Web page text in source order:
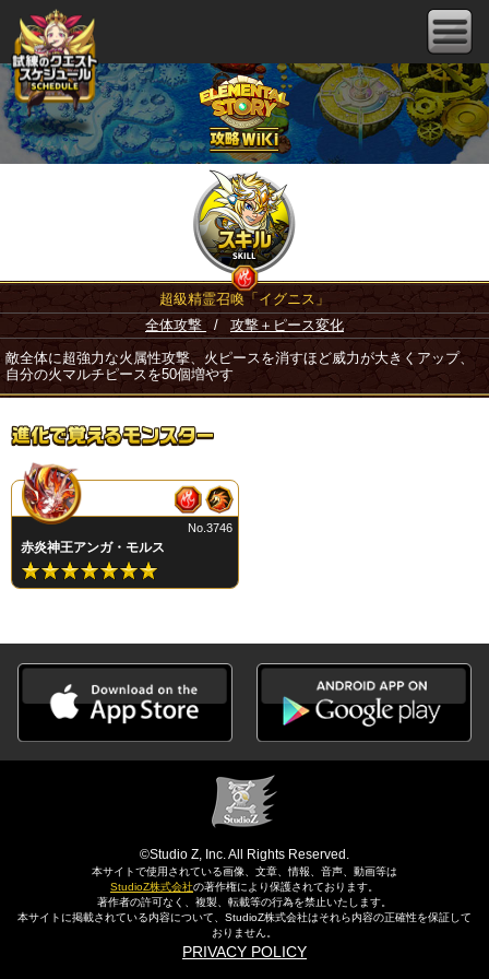
超級精霊召喚「イグニス」
全体攻撃
/ 攻撃＋ピース変化
敵全体に超強力な火属性攻撃、火ピースを消すほど威力が大きくアップ、
自分の火マルチピースを50個増やす
赤炎神王アンガ・モルス
No.3746
©Studio Z, Inc. All Rights Reserved.
本サイトで使用されている画像、文章、情報、音声、動画等は
StudioZ株式会社の著作権により保護されております。
著作者の許可なく、複製、転載等の行為を禁止いたします。
本サイトに掲載されている内容について、StudioZ株式会社はそれら内容の正確性を保証して
おりません。
PRIVACY POLICY